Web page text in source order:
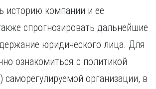
историю компании и ее
спрогнозировать дальнейшие
юридического лица. Для
ознакомиться с политикой
организации, в